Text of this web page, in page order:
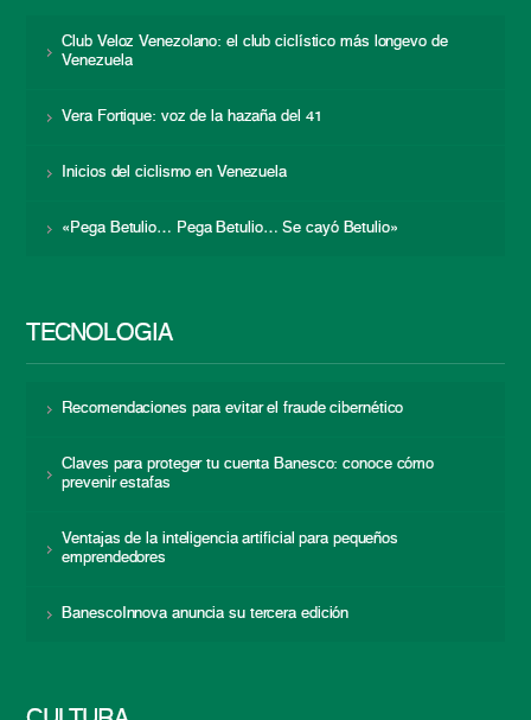
Club Veloz Venezolano: el club ciclístico más longevo de
Venezuela
Vera Fortique: voz de la hazaña del 41
Inicios del ciclismo en Venezuela
«Pega Betulio… Pega Betulio… Se cayó Betulio»
TECNOLOGÍA
Recomendaciones para evitar el fraude cibernético
Claves para proteger tu cuenta Banesco: conoce cómo
prevenir estafas
Ventajas de la inteligencia artificial para pequeños
emprendedores
BanescoInnova anuncia su tercera edición